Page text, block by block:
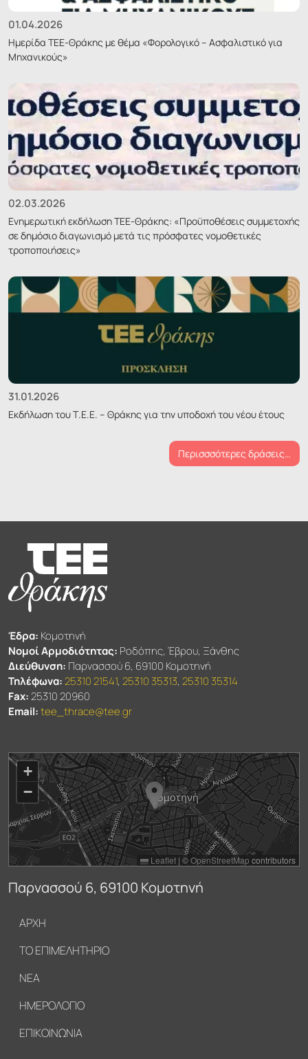
01.04.2026
Ημερίδα ΤΕΕ-Θράκης με θέμα «Φορολογικό – Ασφαλιστικό για
Μηχανικούς»
02.03.2026
Ενημερωτική εκδήλωση ΤΕΕ-Θράκης: «Προϋποθέσεις συμμετοχής
σε δημόσιο διαγωνισμό μετά τις πρόσφατες νομοθετικές
τροποποιήσεις»
31.01.2026
Εκδήλωση του Τ.Ε.Ε. – Θράκης για την υποδοχή του νέου έτους
Περισσσότερες δράσεις…
Έδρα: Κομοτηνή
Νομοί Αρμοδιότητας: Ροδόπης, Έβρου, Ξάνθης
Διεύθυνση: Παρνασσού 6, 69100 Κομοτηνή
Τηλέφωνα:25310 21541,25310 35313,25310 35314
Fax:25310 20960
Email:tee_thrace@tee.gr
Υποσέλιδο
ΑΡΧΗ
ΤΟ ΕΠΙΜΕΛΗΤΗΡΙΟ
ΝΕΑ
ΗΜΕΡΟΛΟΓΙΟ
ΕΠΙΚΟΙΝΩΝΙΑ
+
−
Leaflet | ©OpenStreetMap contributors
Παρνασσού 6, 69100 Κομοτηνή